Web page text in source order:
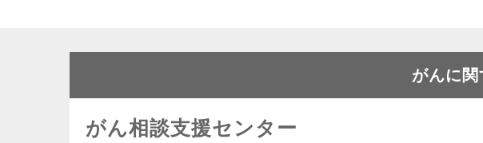
がんに
がん相談支援センター